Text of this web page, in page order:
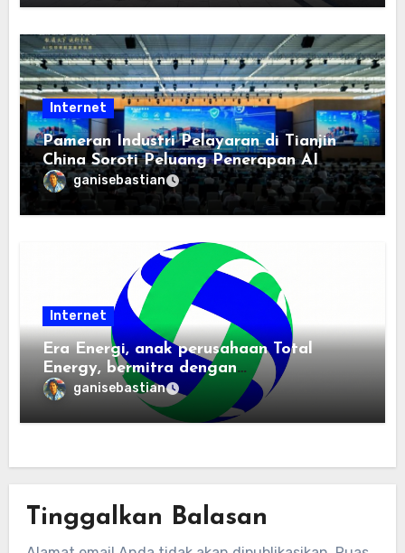
Internet
Pameran Industri Pelayaran di Tianjin
China Soroti Peluang Penerapan AI
ganisebastian
Internet
Era Energi, anak perusahaan Total
Energy, bermitra dengan
Zhuochuangtong untuk mempercepat
transisi energi Indonesia — raksasa
energi global bergabung dengan tim
ganisebastian
Tinggalkan Balasan